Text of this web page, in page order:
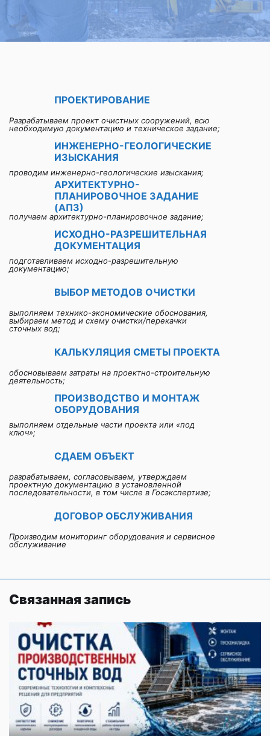
ПРОЕКТИРОВАНИЕ
Разрабатываем проект очистных сооружений, всю
необходимую документацию и техническое задание;
ИНЖЕНЕРНО-ГЕОЛОГИЧЕСКИЕ
ИЗЫСКАНИЯ
проводим инженерно-геологические изыскания;
АРХИТЕКТУРНО-
ПЛАНИРОВОЧНОЕ ЗАДАНИЕ
(АПЗ)
получаем архитектурно-планировочное задание;
ИСХОДНО-РАЗРЕШИТЕЛЬНАЯ
ДОКУМЕНТАЦИЯ
подготавливаем исходно-разрешительную
документацию;
ВЫБОР МЕТОДОВ ОЧИСТКИ
выполняем технико-экономические обоснования,
выбираем метод и схему очистки/перекачки
сточных вод;
КАЛЬКУЛЯЦИЯ СМЕТЫ ПРОЕКТА
обосновываем затраты на проектно-строительную
деятельность;
ПРОИЗВОДСТВО И МОНТАЖ
ОБОРУДОВАНИЯ
выполняем отдельные части проекта или «под
ключ»;
СДАЕМ ОБЪЕКТ
разрабатываем, согласовываем, утверждаем
проектную документацию в установленной
последовательности, в том числе в Госэкспертизе;
ДОГОВОР ОБСЛУЖИВАНИЯ
Производим мониторинг оборудования и сервисное
обслуживание
Связанная запись